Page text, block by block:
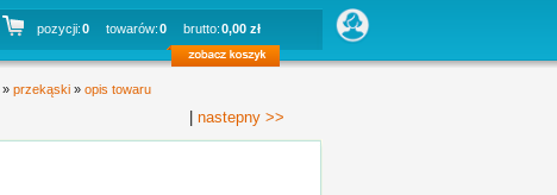
pozycji:0 towarów:0 brutto:0,00 zł
» przekąski » opis towaru
nastepny >>